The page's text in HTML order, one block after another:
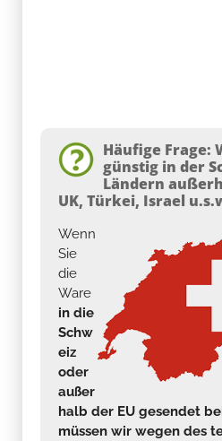
Häufige Frage:
günstig in der
Ländern
UK, Türkei, Israel
Wenn
Sie
die
Ware
in die
Schw
eiz
oder
außer
halb der EU gesendet
müssen wir wegen des